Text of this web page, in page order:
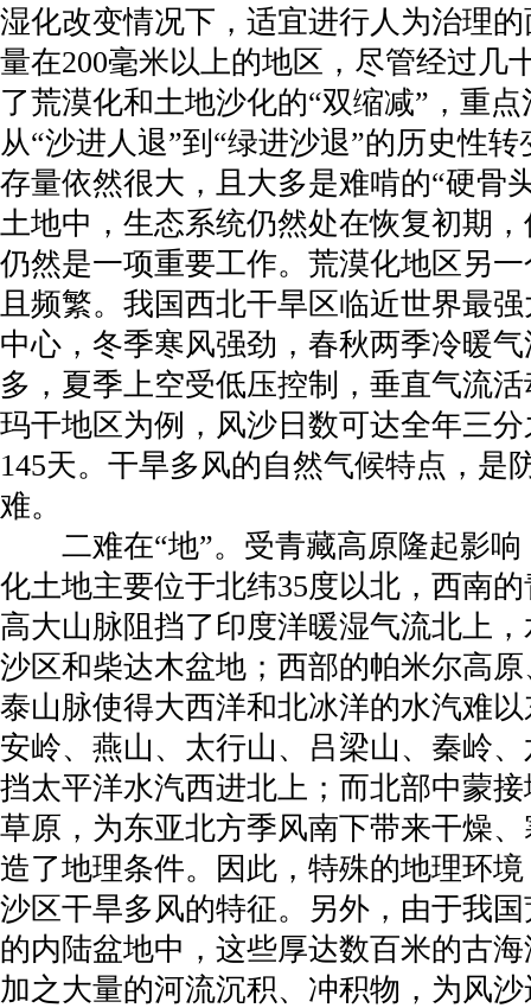
湿化改变情况下，适宜进行人为治理
量在200毫米以上的地区，尽管经过几
了荒漠化和土地沙化的“双缩减”，重
从“沙进人退”到“绿进沙退”的历史性
存量依然很大，且大多是难啃的“硬骨
土地中，生态系统仍然处在恢复初期
仍然是一项重要工作。荒漠化地区另
且频繁。我国西北干旱区临近世界最
中心，冬季寒风强劲，春秋两季冷暖
多，夏季上空受低压控制，垂直气流
玛干地区为例，风沙日数可达全年三
145天。干旱多风的自然气候特点，是
难。
二难在“地”。受青藏高原隆起影响
化土地主要位于北纬35度以北，西南
高大山脉阻挡了印度洋暖湿气流北上
沙区和柴达木盆地；西部的帕米尔高
泰山脉使得大西洋和北冰洋的水汽难
安岭、燕山、太行山、吕梁山、秦岭
挡太平洋水汽西进北上；而北部中蒙
草原，为东亚北方季风南下带来干燥
造了地理条件。因此，特殊的地理环
沙区干旱多风的特征。另外，由于我
的内陆盆地中，这些厚达数百米的古
加之大量的河流沉积、冲积物，为风